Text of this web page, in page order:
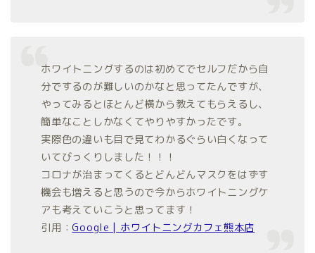
ホワイトニングするのは初めてでセルフだから自
分でするのが難しいのかなと思ってたんですが、
やってみるとほとんど横から教えてもらえるし、
簡単なことしかなくてやりやすかったです。
実際色の違いも目で見てわかるぐらい白くなって
いてびっくりしました！！！
コロナが治まってくるとどんどんマスクをはずす
機会も増えると思うので今からホワイトニングケ
アも考えていこうと思ってます！
引用：Google | ホワイトニングカフェ熊本店